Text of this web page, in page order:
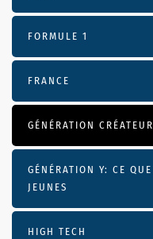
FORMULE 1
FRANCE
GÉNÉRATION CRÉATEUR
GÉNÉRATION Y: CE
JEUNES
HIGH TECH